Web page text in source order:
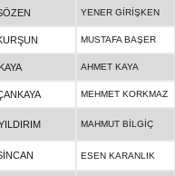
YENER GİRİŞKEN
MUSTAFA BAŞER
AHMET KAYA
MEHMET KORKMAZ
MAHMUT BİLGİÇ
ESEN KARANLIK